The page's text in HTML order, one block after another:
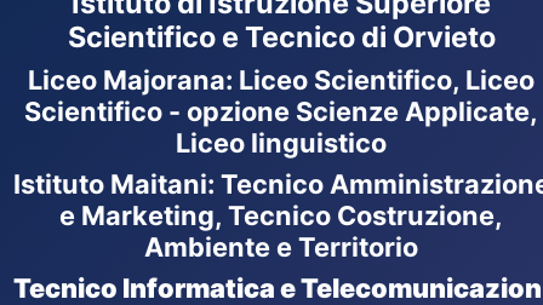
Scientifico e Tecnico di Orvieto
Liceo Majorana: Liceo Scientifico, Liceo
Scientifico - opzione Scienze Applicate,
Liceo linguistico
Istituto Maitani: Tecnico
e Marketing, Tecnico Costruzione,
Ambiente e Territorio
Tecnico Informatica e